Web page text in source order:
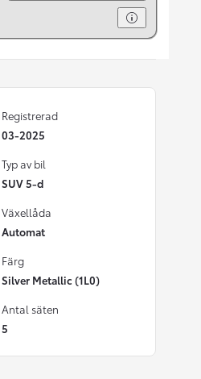
Registrerad
03-2025
Typ av bil
SUV 5-d
Växellåda
Automat
Färg
Silver Metallic (1L0)
Antal säten
5